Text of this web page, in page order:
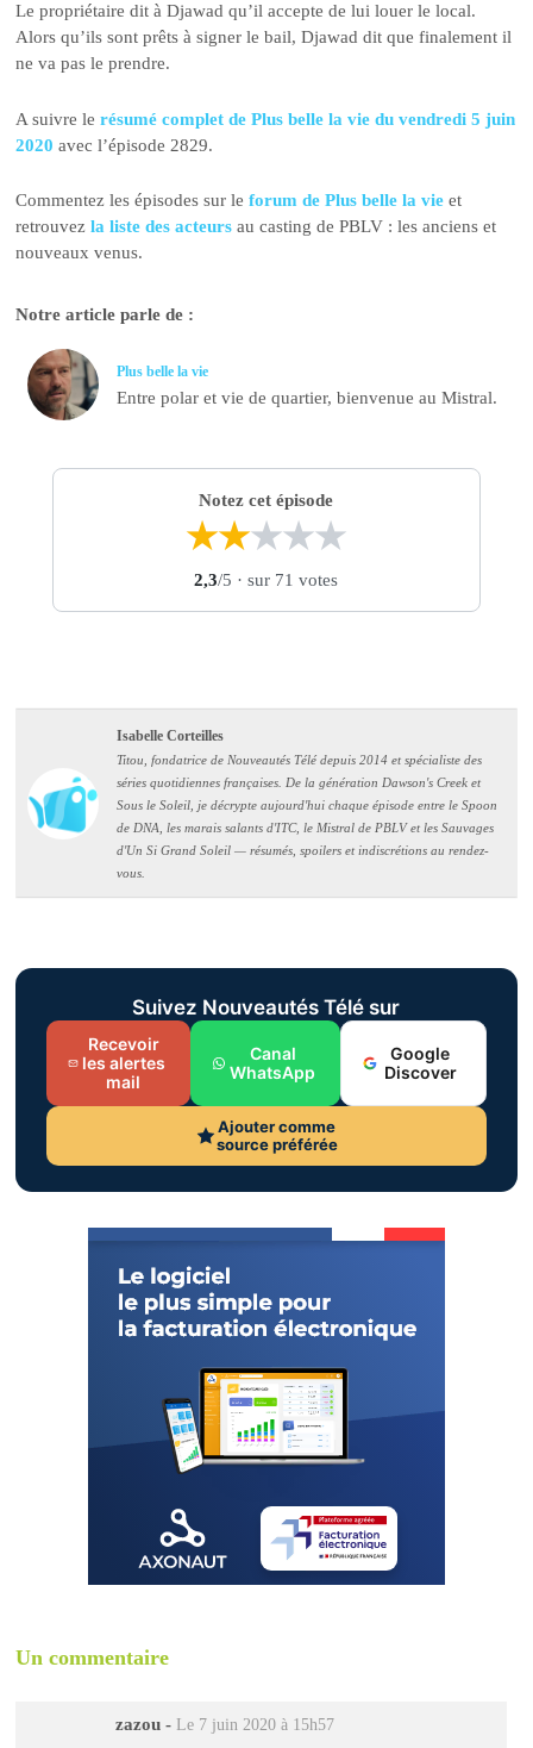
Le propriétaire dit à Djawad qu’il accepte de lui louer le local.
Alors qu’ils sont prêts à signer le bail, Djawad dit que finalement il
ne va pas le prendre.
A suivre lerésumé complet de Plus belle la vie du vendredi 5 juin
2020 avec l’épisode 2829.
Commentez les épisodes sur le forum de Plus belle la vie et
retrouvezla liste des acteurs au casting de PBLV : les anciens et
nouveaux venus.
Notre article parle de :
Plus belle la vie
Entre polar et vie de quartier, bienvenue au Mistral.
Notez cet épisode
★★★★★
2,3/5 · sur 71 votes
Isabelle Corteilles
Titou, fondatrice de Nouveautés Télé depuis 2014 et spécialiste des
séries quotidiennes françaises. De la génération Dawson's Creek et
Sous le Soleil, je décrypte aujourd'hui chaque épisode entre le Spoon
de DNA, les marais salants d'ITC, le Mistral de PBLV et les Sauvages
d'Un Si Grand Soleil — résumés, spoilers et indiscrétions au rendez-
vous.
Suivez Nouveautés Télé sur
Recevoir
les alertes
mail
Canal
WhatsApp
Google
Discover
Ajouter comme
source préférée
Un commentaire
zazou - Le 7 juin 2020 à 15h57